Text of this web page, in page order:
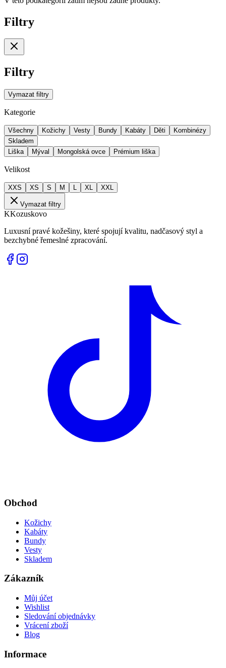
Filtry
Filtry
Vymazat filtry
Kategorie
Všechny Kožichy Vesty Bundy Kabáty Děti
Kombinézy
Skladem
Liška
Mýval Mongolská ovce Prémium liška
Velikost
XXS XS S M L XL XXL
Vymazat filtry
KKozuskovo
Luxusní pravé kožešiny, které spojují kvalitu, nadčasový styl a
bezchybné řemeslné zpracování.
Obchod
Kožichy
Kabáty
Bundy
Vesty
Skladem
Zákazník
Můj účet
Wishlist
Sledování objednávky
Vrácení zboží
Blog
Informace